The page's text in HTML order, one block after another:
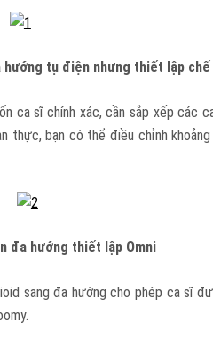
hướng tụ điện nhưng thiết lập
ca sĩ chính xác, cần sắp xếp
thực, bạn có thể điều chỉnh
đa hướng thiết lập Omni
sang đa hướng cho phép ca sĩ